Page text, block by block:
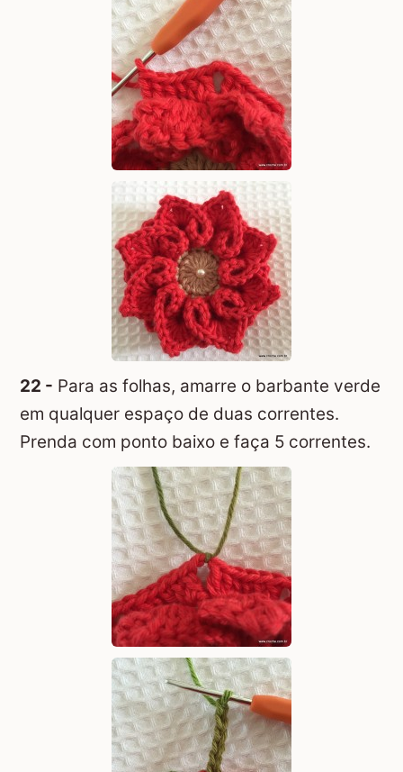
22 - Para as folhas, amarre o barbante verde
em qualquer espaço de duas correntes.
Prenda com ponto baixo e faça 5 correntes.